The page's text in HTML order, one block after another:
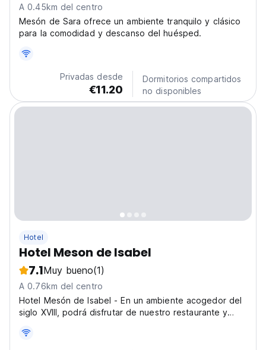
A 0.45km del centro
Mesón de Sara ofrece un ambiente tranquilo y clásico
para la comodidad y descanso del huésped.
Privadas desde
€11.20
Dormitorios compartidos
no disponibles
Hotel
Hotel Meson de Isabel
7.1Muy bueno(1)
A 0.76km del centro
Hotel Mesón de Isabel - En un ambiente acogedor del
siglo XVIII, podrá disfrutar de nuestro restaurante y
Patrimonio de la Humanidad por la UNESCO.